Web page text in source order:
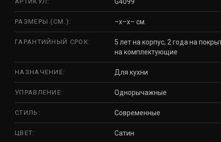
РАЗМЕРЫ (СМ.): –x–x– см.
ГАРАНТИЙНЫЙ СРОК:
5 лет на корпус, 2 года на
на комплектующие
НАЗНАЧЕНИЕ: Для кухни
УПРАВЛЕНИЕ: Однорычажные
СТИЛЬ: Современные
ЦВЕТ: Сатин